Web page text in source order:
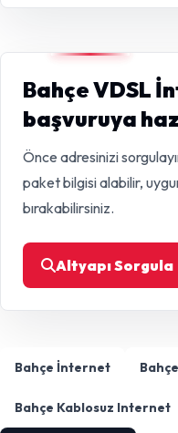
Bahçe VDSL
başvuruya
Önce adresinizi
paket bilgisi alabilir,
bırakabilirsiniz.
Altyapı Sorgula
Bahçe İnternet
Bahçe Kablosuz Internet